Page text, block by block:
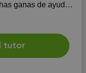
ganas de ayudar
eficaz. He ido
particulares a
tutor